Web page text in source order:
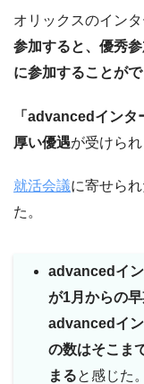
オリックスのイン
参加すると、優秀
に参加することが
「advancedイン
厚い優遇が受けられ
就活会議に寄せら
た。
advancedイ
が1月からの
advancedイ
の数はそこま
まると感じた。